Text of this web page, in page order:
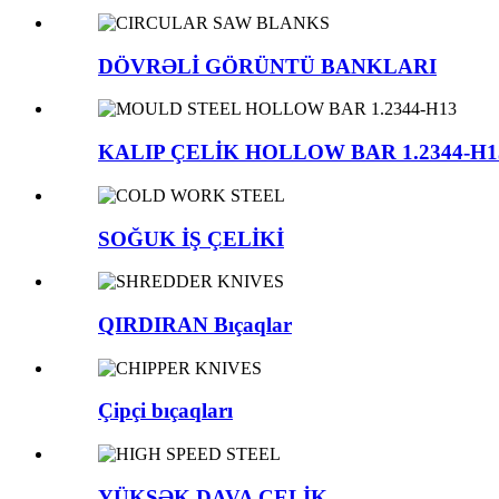
DÖVRƏLİ GÖRÜNTÜ BANKLARI
KALIP ÇELİK HOLLOW BAR 1.2344-
SOĞUK İŞ ÇELİKİ
QIRDIRAN Bıçaqlar
Çipçi bıçaqları